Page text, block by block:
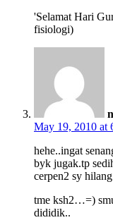
'Selamat Hari
fisiologi)
May 19, 2010 at
hehe..ingat
byk jugak.tp
cerpen2 sy
tme ksh2…=)
dididik..